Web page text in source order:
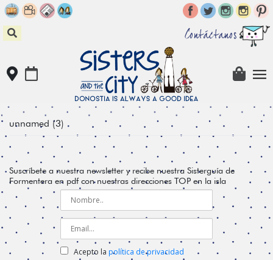
Skip
to
content
Contáctanos
unnamed (3)
Suscríbete a nuestra newsletter y recibe nuestra Sisterguía de
Formentera en pdf con nuestras direcciones TOP en la isla
Acepto la política de privacidad